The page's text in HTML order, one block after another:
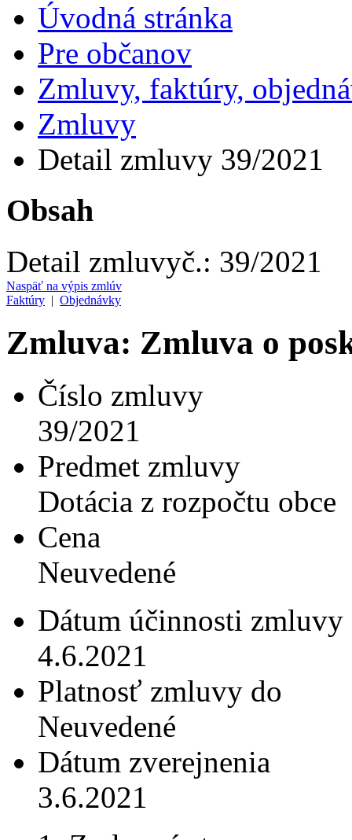
Úvodná stránka
Pre občanov
Zmluvy, faktúry,
Zmluvy
Detail zmluvy 39/2021
Obsah
Detail zmluvyč.: 39/2021
Naspäť na výpis zmlúv
Faktúry | Objednávky
Zmluva: Zmluva o
Číslo zmluvy
39/2021
Predmet zmluvy
Dotácia z rozpočtu obce
Cena
Neuvedené
Dátum účinnosti zmluvy
4.6.2021
Platnosť zmluvy do
Neuvedené
Dátum zverejnenia
3.6.2021